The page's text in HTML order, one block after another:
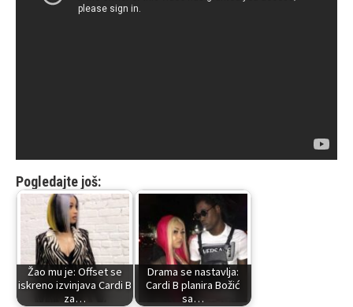
Pogledajte još:
Žao mu je: Offset se
iskreno izvinjava Cardi B
za…
Drama se nastavlja:
Cardi B planira Božić
sa…